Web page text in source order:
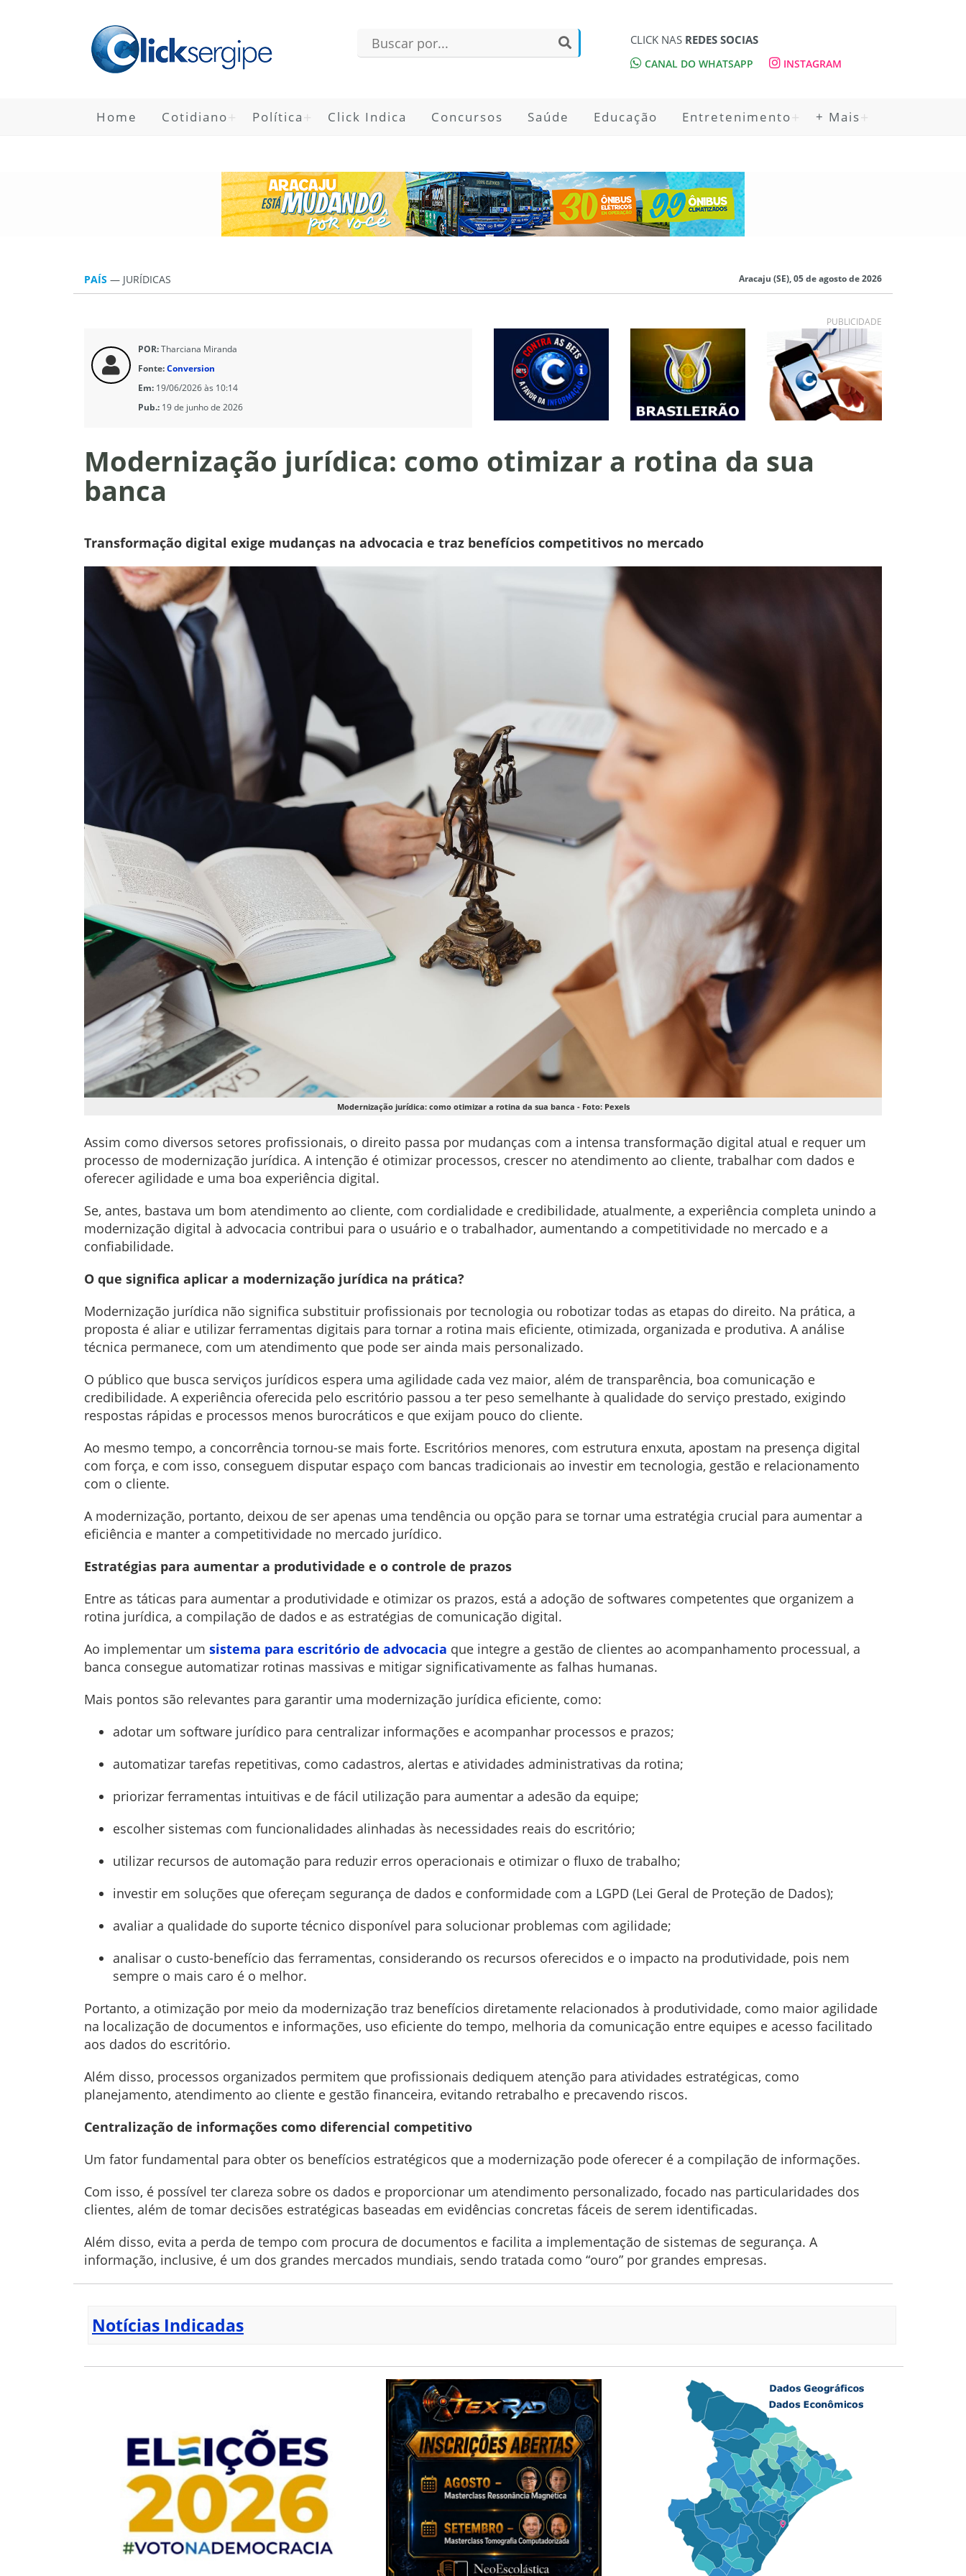
CLICK NAS REDES SOCIAS
CANAL DO WHATSAPP INSTAGRAM
Home Cotidiano Política Click Indica Concursos Saúde Educação Entretenimento + Mais
PAÍS — JURÍ­DICAS Aracaju (SE), 05 de agosto de 2026
PUBLICIDADE
POR:Tharciana Miranda
Fonte:Conversion
Em: 19/06/2026 às 10:14
Pub.: 19 de junho de 2026
Modernização jurídica: como otimizar a rotina da sua
banca
Transformação digital exige mudanças na advocacia e traz benefícios competitivos no mercado
Modernização jurídica: como otimizar a rotina da sua banca - Foto: Pexels
Assim como diversos setores profissionais, o direito passa por mudanças com a intensa transformação digital atual e requer um
processo de modernização jurídica. A intenção é otimizar processos, crescer no atendimento ao cliente, trabalhar com dados e
oferecer agilidade e uma boa experiência digital.
Se, antes, bastava um bom atendimento ao cliente, com cordialidade e credibilidade, atualmente, a experiência completa unindo a
modernização digital à advocacia contribui para o usuário e o trabalhador, aumentando a competitividade no mercado e a
confiabilidade.
O que significa aplicar a modernização jurídica na prática?
Modernização jurídica não significa substituir profissionais por tecnologia ou robotizar todas as etapas do direito. Na prática, a
proposta é aliar e utilizar ferramentas digitais para tornar a rotina mais eficiente, otimizada, organizada e produtiva. A análise
técnica permanece, com um atendimento que pode ser ainda mais personalizado.
O público que busca serviços jurídicos espera uma agilidade cada vez maior, além de transparência, boa comunicação e
credibilidade. A experiência oferecida pelo escritório passou a ter peso semelhante à qualidade do serviço prestado, exigindo
respostas rápidas e processos menos burocráticos e que exijam pouco do cliente.
Ao mesmo tempo, a concorrência tornou-se mais forte. Escritórios menores, com estrutura enxuta, apostam na presença digital
com força, e com isso, conseguem disputar espaço com bancas tradicionais ao investir em tecnologia, gestão e relacionamento
com o cliente.
A modernização, portanto, deixou de ser apenas uma tendência ou opção para se tornar uma estratégia crucial para aumentar a
eficiência e manter a competitividade no mercado jurídico.
Estratégias para aumentar a produtividade e o controle de prazos
Entre as táticas para aumentar a produtividade e otimizar os prazos, está a adoção de softwares competentes que organizem a
rotina jurídica, a compilação de dados e as estratégias de comunicação digital.
Ao implementar um sistema para escritório de advocacia que integre a gestão de clientes ao acompanhamento processual, a
banca consegue automatizar rotinas massivas e mitigar significativamente as falhas humanas.
Mais pontos são relevantes para garantir uma modernização jurídica eficiente, como:
adotar um software jurídico para centralizar informações e acompanhar processos e prazos;
automatizar tarefas repetitivas, como cadastros, alertas e atividades administrativas da rotina;
priorizar ferramentas intuitivas e de fácil utilização para aumentar a adesão da equipe;
escolher sistemas com funcionalidades alinhadas às necessidades reais do escritório;
utilizar recursos de automação para reduzir erros operacionais e otimizar o fluxo de trabalho;
investir em soluções que ofereçam segurança de dados e conformidade com a LGPD (Lei Geral de Proteção de Dados);
avaliar a qualidade do suporte técnico disponível para solucionar problemas com agilidade;
analisar o custo-benefício das ferramentas, considerando os recursos oferecidos e o impacto na produtividade, pois nem
sempre o mais caro é o melhor.
Portanto, a otimização por meio da modernização traz benefícios diretamente relacionados à produtividade, como maior agilidade
na localização de documentos e informações, uso eficiente do tempo, melhoria da comunicação entre equipes e acesso facilitado
aos dados do escritório.
Além disso, processos organizados permitem que profissionais dediquem atenção para atividades estratégicas, como
planejamento, atendimento ao cliente e gestão financeira, evitando retrabalho e precavendo riscos.
Centralização de informações como diferencial competitivo
Um fator fundamental para obter os benefícios estratégicos que a modernização pode oferecer é a compilação de informações.
Com isso, é possível ter clareza sobre os dados e proporcionar um atendimento personalizado, focado nas particularidades dos
clientes, além de tomar decisões estratégicas baseadas em evidências concretas fáceis de serem identificadas.
Além disso, evita a perda de tempo com procura de documentos e facilita a implementação de sistemas de segurança. A
informação, inclusive, é um dos grandes mercados mundiais, sendo tratada como “ouro” por grandes empresas.
Notícias Indicadas